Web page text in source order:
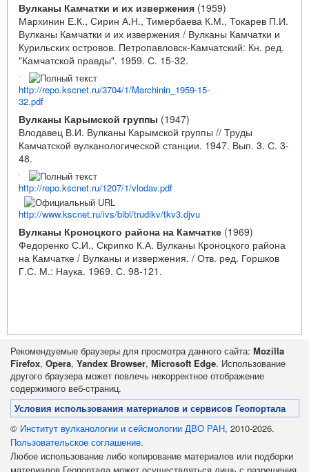
Вулканы Камчатки и их извержения (1959)
Мархинин Е.К., Сирин А.Н., Тимербаева К.М., Токарев П.И.
Вулканы Камчатки и их извержения / Вулканы Камчатки и
Курильских островов. Петропавловск-Камчатский: Кн. ред.
"Камчатской правды". 1959. С. 15-32.
http://repo.kscnet.ru/3704/1/Marchinin_1959-15-
32.pdf
Вулканы Карымской группы (1947)
Влодавец В.И. Вулканы Карымской группы // Труды
Камчатской вулканологической станции. 1947. Вып. 3. С. 3-
48.
http://repo.kscnet.ru/1207/1/vlodav.pdf
http://www.kscnet.ru/ivs/bibl/trudikv/tkv3.djvu
Вулканы Кроноцкого района на Камчатке (1969)
Федоренко С.И., Скрипко К.А. Вулканы Кроноцкого района
на Камчатке / Вулканы и извержения. / Отв. ред. Горшков
Г.С. М.: Наука. 1969. С. 98-121.
Рекомендуемые браузеры для просмотра данного сайта: Mozilla
Firefox, Opera, Yandex Browser, Microsoft Edge. Использование
другого браузера может повлечь некорректное отображение
содержимого веб-страниц.
Условия использования материалов и сервисов Геопортала
© Институт вулканологии и сейсмологии ДВО РАН, 2010-2026.
Пользовательское соглашение.
Любое использование либо копирование материалов или подборки